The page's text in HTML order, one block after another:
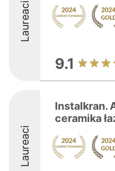
Laureaci
9.1
Laureaci
Instalkran.
ceramika